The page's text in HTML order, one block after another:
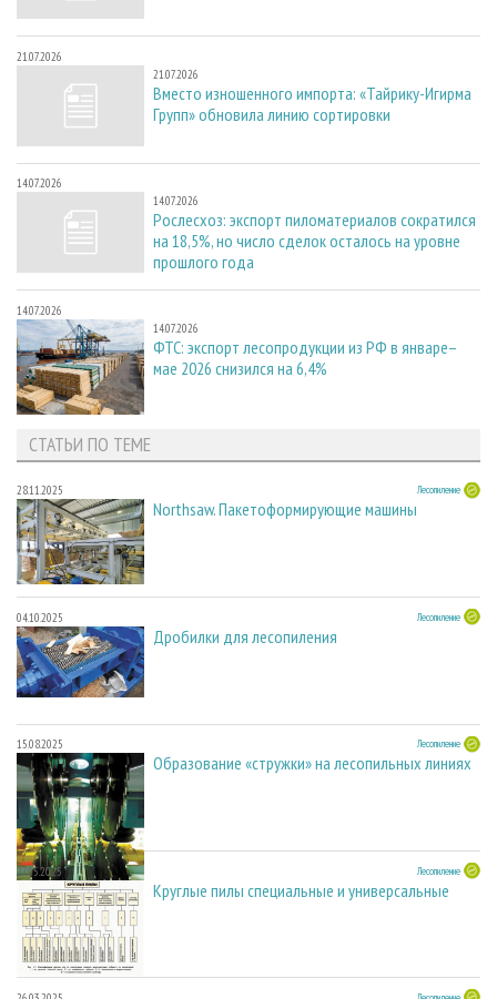
21.07.2026
21.07.2026
Вместо изношенного импорта: «Тайрику-Игирма
Групп» обновила линию сортировки
14.07.2026
14.07.2026
Рослесхоз: экспорт пиломатериалов сократился
на 18,5%, но число сделок осталось на уровне
прошлого года
14.07.2026
14.07.2026
ФТС: экспорт лесопродукции из РФ в январе–
мае 2026 снизился на 6,4%
СТАТЬИ ПО ТЕМЕ
28.11.2025 Лесопиление
Northsaw. Пакетоформирующие машины
04.10.2025 Лесопиление
Дробилки для лесопиления
15.08.2025 Лесопиление
Образование «стружки» на лесопильных линиях
27.05.2025 Лесопиление
Круглые пилы специальные и универсальные